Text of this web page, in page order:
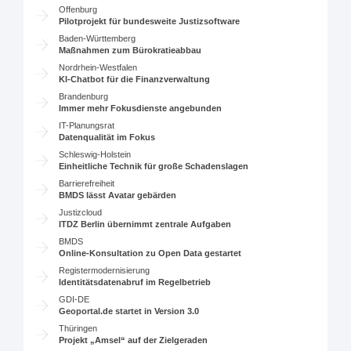
Offenburg
Pilotprojekt für bundesweite Justizsoftware
Baden-Württemberg
Maßnahmen zum Bürokratieabbau
Nordrhein-Westfalen
KI-Chatbot für die Finanzverwaltung
Brandenburg
Immer mehr Fokusdienste angebunden
IT-Planungsrat
Datenqualität im Fokus
Schleswig-Holstein
Einheitliche Technik für große Schadenslagen
Barrierefreiheit
BMDS lässt Avatar gebärden
Justizcloud
ITDZ Berlin übernimmt zentrale Aufgaben
BMDS
Online-Konsultation zu Open Data gestartet
Registermodernisierung
Identitätsdatenabruf im Regelbetrieb
GDI-DE
Geoportal.de startet in Version 3.0
Thüringen
Projekt „Amsel“ auf der Zielgeraden